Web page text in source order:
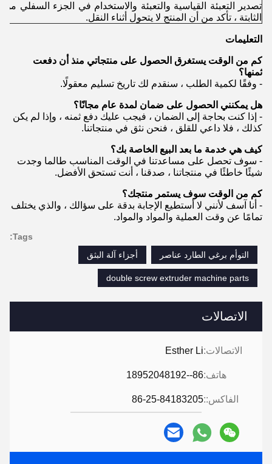
الاتصالات
الاتصالات:Esther Li
هاتف:86--18952048192
الفاكس::86-25-84183205
تصدير التعبئة القياسية والتعبئة والاستخدام في الجزء السفلي من
الثابتة ، تأكد من أن المنتج لا يتحول أثناء النقل.
التعليمات
كم من الوقت يستغرق الحصول على منتجاتي منذ أن دفعت
ثمنها؟
- وفقًا لكمية الطلب ، سنقدم لك تاريخ تسليم معقولًا.
هل يمكنني الحصول على ضمان لمدة عام مجانًا؟
- إذا كنت بحاجة إلى الضمان ، فيجب عليك دفع ثمنه ، وإذا لم يكن
كذلك ، فلا داعي للقلق ، فنحن نثق في منتجاتنا.
كيف هي خدمة ما بعد البيع الخاصة بك؟
- سوف تحصل على مساعدتنا في الوقت المناسب طالما وجدت
شيئًا خاطئًا في منتجاتنا ، صدقنا ، أنت تستحق الأفضل.
كم من الوقت سوف يستمر منتجك؟
- أنا آسف لأنني لا أستطيع الإجابة بدقة على سؤالك ، والذي يختلف
تمامًا عن وقت العملية والمواد والمواد.
Tags:
التوأم برغي الطارد عناصر
أجزاء آلة البثق
double screw extruder machine parts